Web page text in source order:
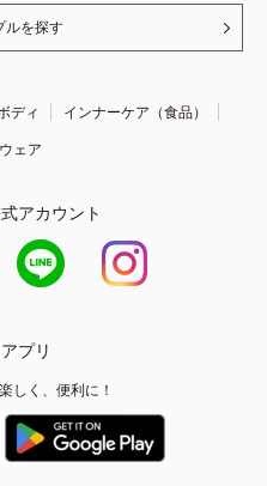
ルを探す
ディ
インナーケア（食品）
ェア
アカウント
プリ
しく、便利に！